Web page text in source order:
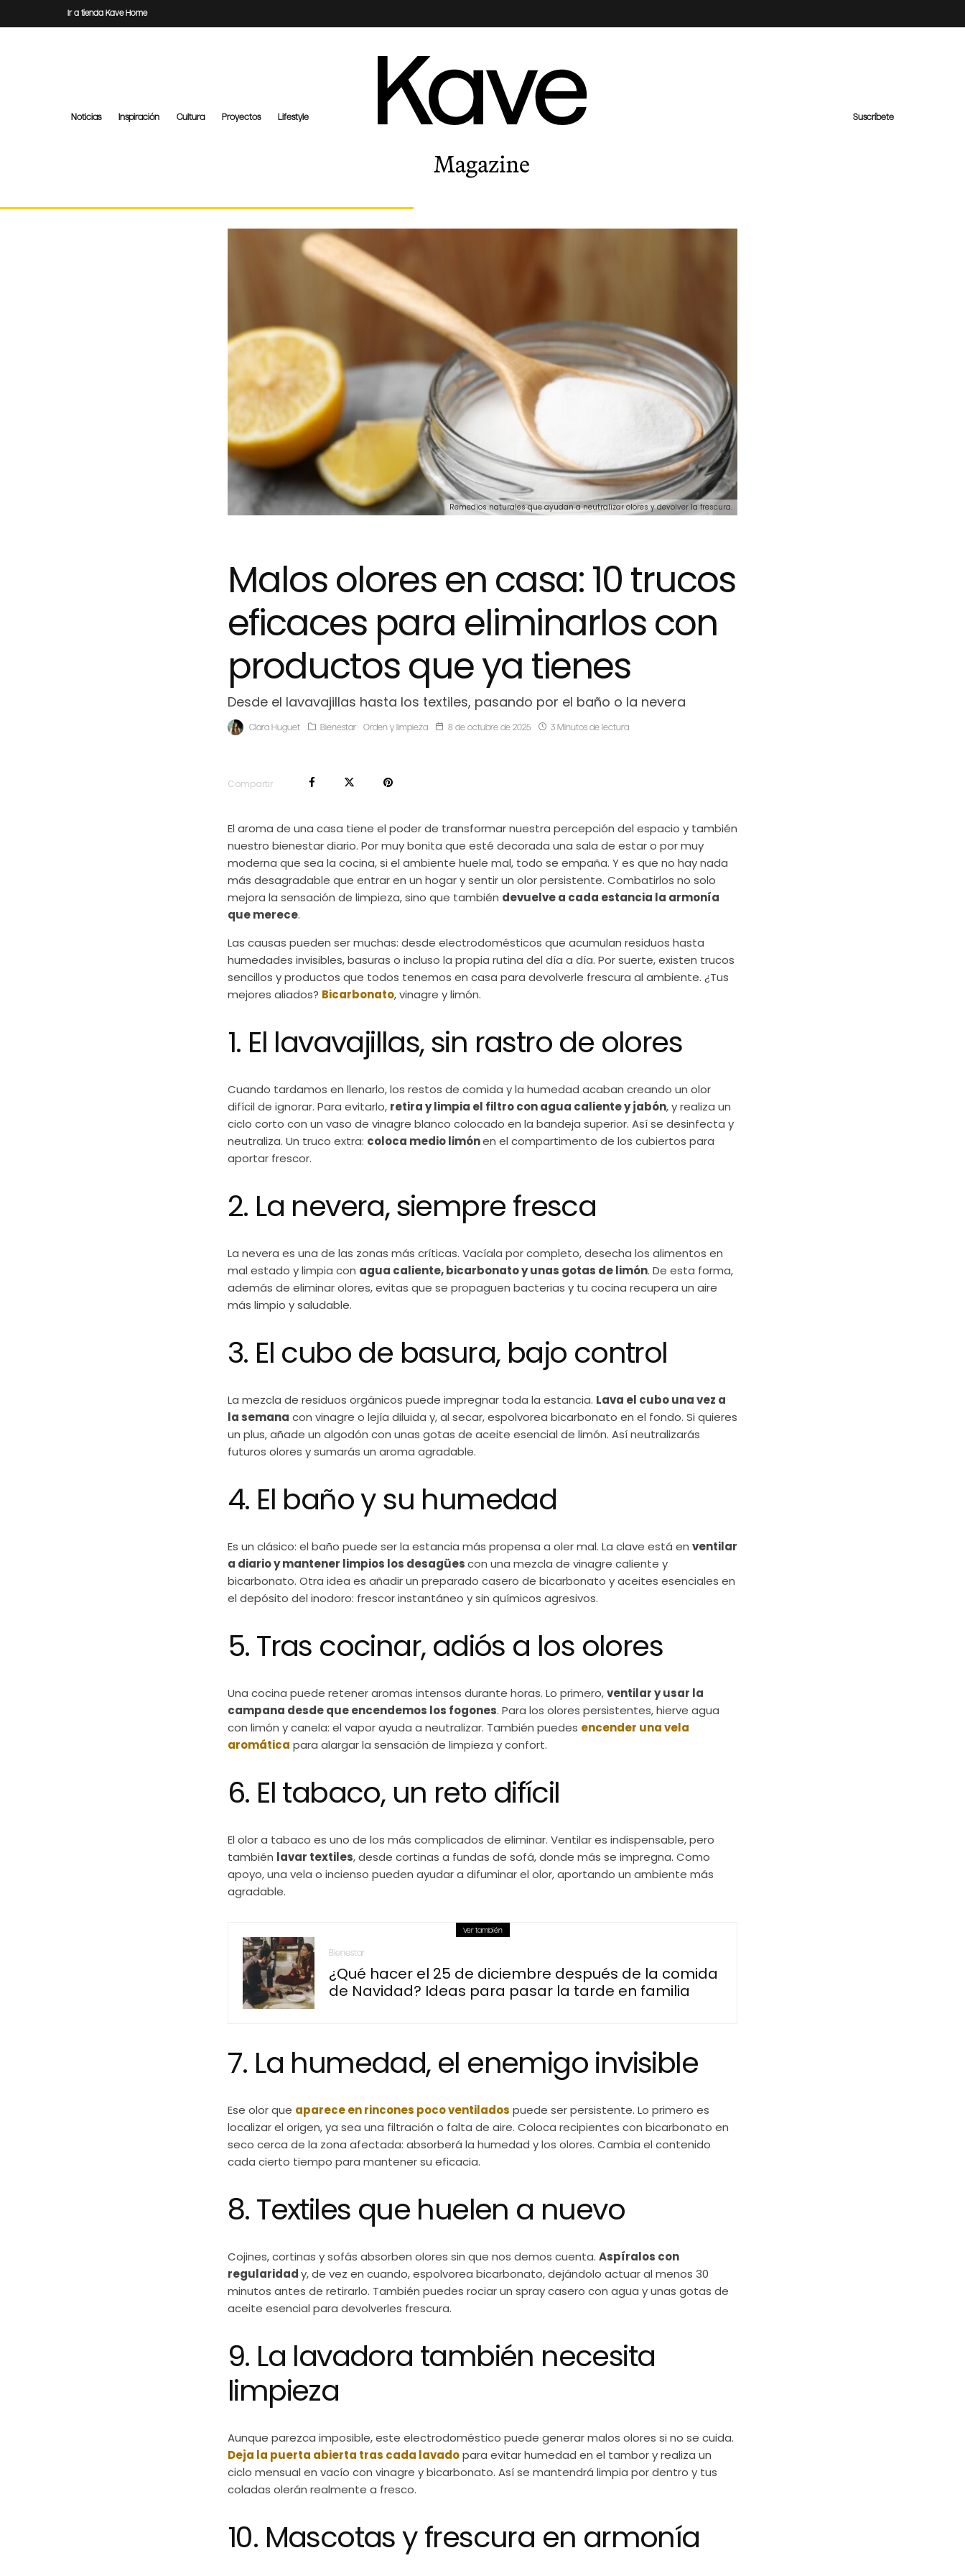
Ir a tienda Kave Home
Noticias Inspiración Cultura Proyectos Lifestyle Suscríbete
Remedios naturales que ayudan a neutralizar olores y devolver la frescura.
Malos olores en casa: 10 trucos
eficaces para eliminarlos con
productos que ya tienes
Desde el lavavajillas hasta los textiles, pasando por el baño o la nevera
Clara Huguet Bienestar Orden y limpieza 8 de octubre de 2025 3 Minutos de lectura
Compartir
El aroma de una casa tiene el poder de transformar nuestra percepción del espacio y también
nuestro bienestar diario. Por muy bonita que esté decorada una sala de estar o por muy
moderna que sea la cocina, si el ambiente huele mal, todo se empaña. Y es que no hay nada
más desagradable que entrar en un hogar y sentir un olor persistente. Combatirlos no solo
mejora la sensación de limpieza, sino que también devuelve a cada estancia la armonía
que merece.
Las causas pueden ser muchas: desde electrodomésticos que acumulan residuos hasta
humedades invisibles, basuras o incluso la propia rutina del día a día. Por suerte, existen trucos
sencillos y productos que todos tenemos en casa para devolverle frescura al ambiente. ¿Tus
mejores aliados? Bicarbonato, vinagre y limón.
1. El lavavajillas, sin rastro de olores
Cuando tardamos en llenarlo, los restos de comida y la humedad acaban creando un olor
difícil de ignorar. Para evitarlo, retira y limpia el filtro con agua caliente y jabón, y realiza un
ciclo corto con un vaso de vinagre blanco colocado en la bandeja superior. Así se desinfecta y
neutraliza. Un truco extra: coloca medio limónen el compartimento de los cubiertos para
aportar frescor.
2. La nevera, siempre fresca
La nevera es una de las zonas más críticas. Vacíala por completo, desecha los alimentos en
mal estado y limpia con agua caliente, bicarbonato y unas gotas de limón. De esta forma,
además de eliminar olores, evitas que se propaguen bacterias y tu cocina recupera un aire
más limpio y saludable.
3. El cubo de basura, bajo control
La mezcla de residuos orgánicos puede impregnar toda la estancia. Lava el cubo una vez a
la semana con vinagre o lejía diluida y, al secar, espolvorea bicarbonato en el fondo. Si quieres
un plus, añade un algodón con unas gotas de aceite esencial de limón. Así neutralizarás
futuros olores y sumarás un aroma agradable.
4. El baño y su humedad
Es un clásico: el baño puede ser la estancia más propensa a oler mal. La clave está en ventilar
a diario y mantener limpios los desagüescon una mezcla de vinagre caliente y
bicarbonato. Otra idea es añadir un preparado casero de bicarbonato y aceites esenciales en
el depósito del inodoro: frescor instantáneo y sin químicos agresivos.
5. Tras cocinar, adiós a los olores
Una cocina puede retener aromas intensos durante horas. Lo primero,ventilar y usar la
campana desde que encendemos los fogones. Para los olores persistentes, hierve agua
con limón y canela: el vapor ayuda a neutralizar. También puedes encender una vela
aromática para alargar la sensación de limpieza y confort.
6. El tabaco, un reto difícil
El olor a tabaco es uno de los más complicados de eliminar. Ventilar es indispensable, pero
también lavar textiles, desde cortinas a fundas de sofá, donde más se impregna. Como
apoyo, una vela o incienso pueden ayudar a difuminar el olor, aportando un ambiente más
agradable.
Ver también
Bienestar
¿Qué hacer el 25 de diciembre después de la comida
de Navidad? Ideas para pasar la tarde en familia
7. La humedad, el enemigo invisible
Ese olor que aparece en rincones poco ventilados puede ser persistente. Lo primero es
localizar el origen, ya sea una filtración o falta de aire. Coloca recipientes con bicarbonato en
seco cerca de la zona afectada: absorberá la humedad y los olores. Cambia el contenido
cada cierto tiempo para mantener su eficacia.
8. Textiles que huelen a nuevo
Cojines, cortinas y sofás absorben olores sin que nos demos cuenta. Aspíralos con
regularidady, de vez en cuando, espolvorea bicarbonato, dejándolo actuar al menos 30
minutos antes de retirarlo. También puedes rociar un spray casero con agua y unas gotas de
aceite esencial para devolverles frescura.
9. La lavadora también necesita
limpieza
Aunque parezca imposible, este electrodoméstico puede generar malos olores si no se cuida.
Deja la puerta abierta tras cada lavadopara evitar humedad en el tambor y realiza un
ciclo mensual en vacío con vinagre y bicarbonato. Así se mantendrá limpia por dentro y tus
coladas olerán realmente a fresco.
10. Mascotas y frescura en armonía